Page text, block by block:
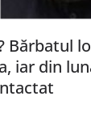
Bărbatul
iar din